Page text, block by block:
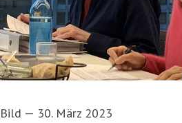
Bild — 30. März 2023